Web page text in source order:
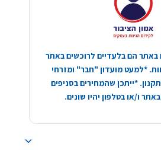
באתר הם בלעדיים לרוכשים באתר
*למעט מועדון "חבר" ומזרחי
*ייתכן שהמחירים בסניפים
ו/או בטלפון יהיו שונים.